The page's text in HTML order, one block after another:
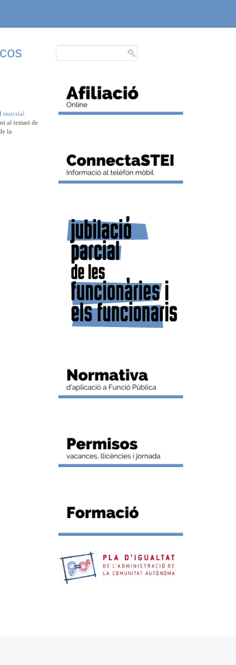
material
al temari de
la